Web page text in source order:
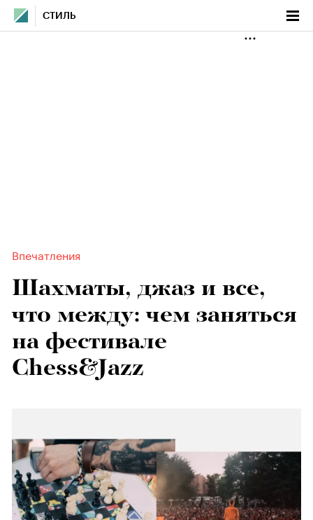
СТИЛЬ
Впечатления
Шахматы, джаз и все,
что между: чем заняться
на фестивале
Chess&Jazz